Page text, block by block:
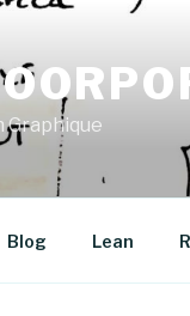
Graphique
Blog Lean